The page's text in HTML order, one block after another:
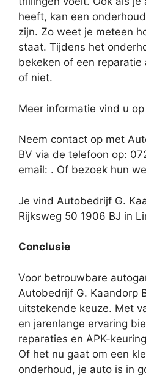
heeft, kan een
zijn. Zo weet je meteen
staat. Tijdens het
bekeken of een
of niet.
Meer informatie vind u
Neem contact op met
BV via de telefoon op:
email: . Of bezoek hun
Je vind Autobedrijf G.
Rijksweg 50 1906 BJ in
Conclusie
Voor betrouwbare
Autobedrijf G. Kaandorp
uitstekende keuze. Met
en jarenlange ervaring
reparaties en APK-
Of het nu gaat om een
onderhoud, je auto is in